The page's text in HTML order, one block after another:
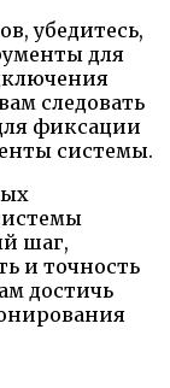
убедитесь,
для
следовать
фиксации
системы.
шаг,
и точность
достичь